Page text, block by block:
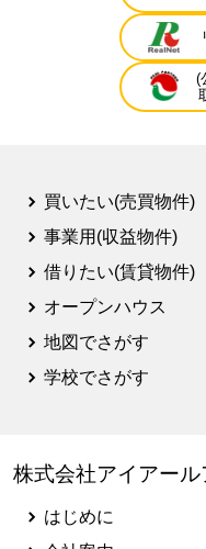
(
買いたい(売買物件)
事業用(収益物件)
借りたい(賃貸物件)
オープンハウス
地図でさがす
学校でさがす
株式会社アイアール
はじめに